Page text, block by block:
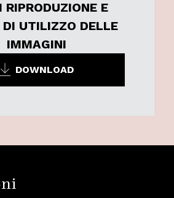
RIPRODUZIONE E
UTILIZZO DELLE
IMMAGINI
DOWNLOAD